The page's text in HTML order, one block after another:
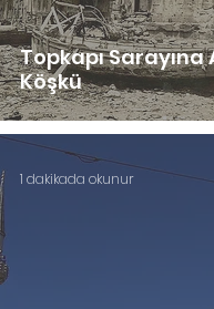
Topkapı Sarayına
Köşkü
1 dakikada okunur